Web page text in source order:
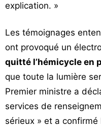
explication. »
Les témoignages
ont provoqué un
quitté l’hémicycle en
que toute la lumière
Premier ministre a
services de
sérieux » et a confirmé